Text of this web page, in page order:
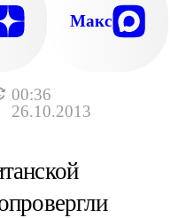
00:36
26.10.2013
Макс